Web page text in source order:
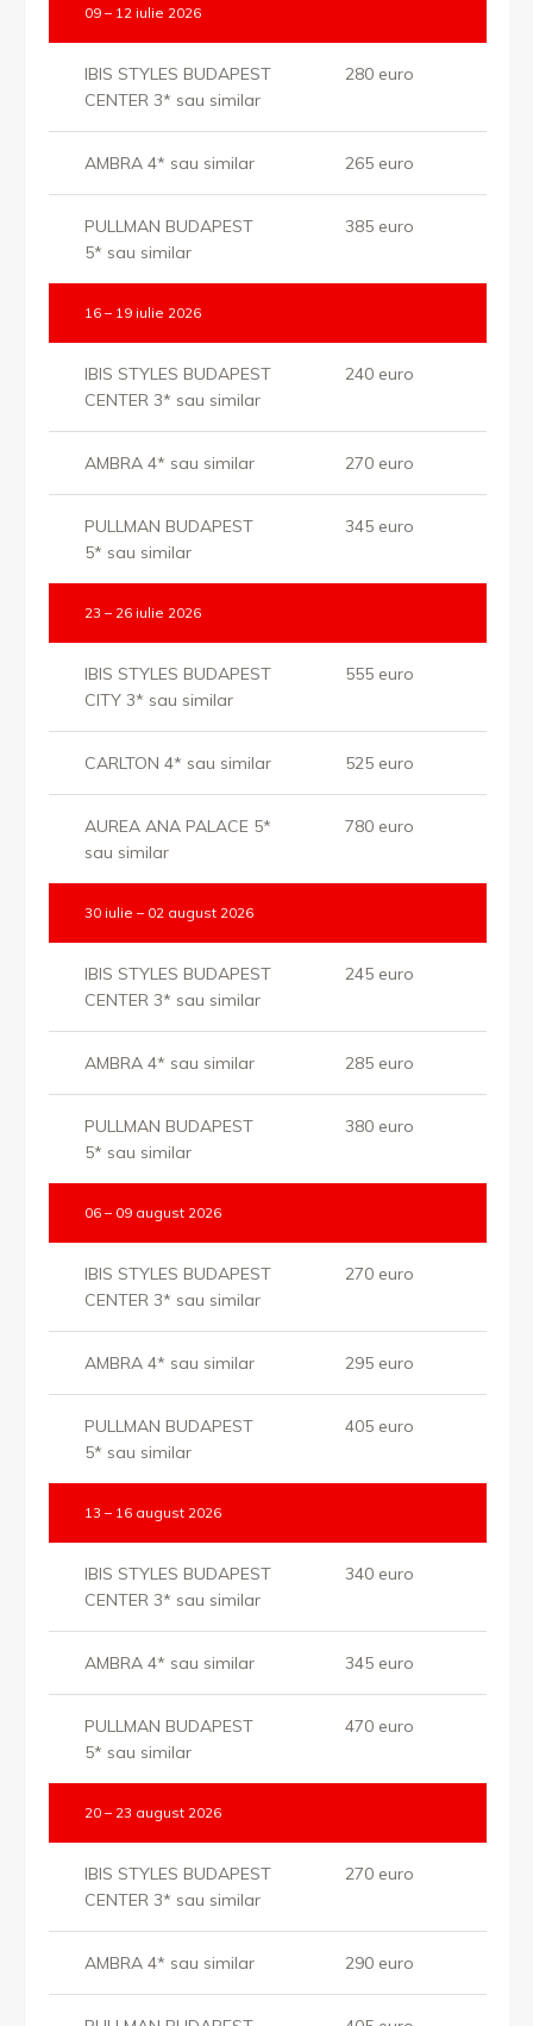
09 – 12 iulie 2026
IBIS STYLES BUDAPEST
CENTER 3* sau similar
280 euro
AMBRA 4* sau similar 265 euro
PULLMAN BUDAPEST
5* sau similar
385 euro
16 – 19 iulie 2026
IBIS STYLES BUDAPEST
CENTER 3* sau similar
240 euro
AMBRA 4* sau similar 270 euro
PULLMAN BUDAPEST
5* sau similar
345 euro
23 – 26 iulie 2026
IBIS STYLES BUDAPEST
CITY 3* sau similar
555 euro
CARLTON 4* sau similar 525 euro
AUREA ANA PALACE 5*
sau similar
780 euro
30 iulie – 02 august 2026
IBIS STYLES BUDAPEST
CENTER 3* sau similar
245 euro
AMBRA 4* sau similar 285 euro
PULLMAN BUDAPEST
5* sau similar
380 euro
06 – 09 august 2026
IBIS STYLES BUDAPEST
CENTER 3* sau similar
270 euro
AMBRA 4* sau similar 295 euro
PULLMAN BUDAPEST
5* sau similar
405 euro
13 – 16 august 2026
IBIS STYLES BUDAPEST
CENTER 3* sau similar
340 euro
AMBRA 4* sau similar 345 euro
PULLMAN BUDAPEST
5* sau similar
470 euro
20 – 23 august 2026
IBIS STYLES BUDAPEST
CENTER 3* sau similar
270 euro
AMBRA 4* sau similar 290 euro